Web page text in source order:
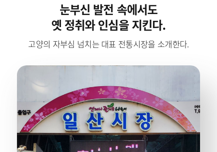
눈부신 발전 속에서도
옛 정취와 인심을 지킨다.
고양의 자부심 넘치는 대표 전통시장을 소개한다.